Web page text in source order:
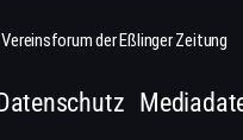
der Eßlinger Zeitung